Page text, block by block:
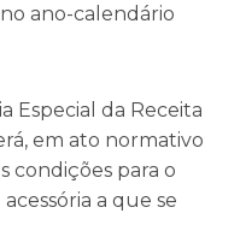
ano-calendário
Especial da Receita
em ato normativo
condições para o
a que se